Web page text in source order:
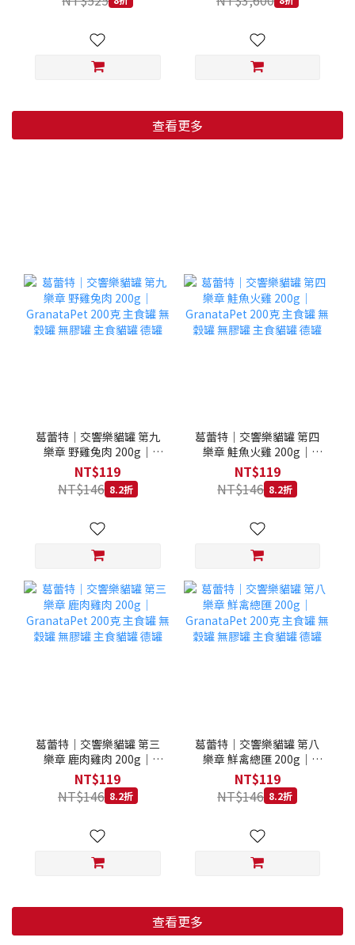
查看更多
葛蕾特｜交響樂貓罐 第九
樂章 野雞兔肉 200g｜
GranataPet 200克 主食罐
無穀罐 無膠罐 主食貓罐 德
罐
NT$119
NT$146 8.2折
葛蕾特｜交響樂貓罐 第四
樂章 鮭魚火雞 200g｜
GranataPet 200克 主食罐
無穀罐 無膠罐 主食貓罐 德
罐
NT$119
NT$146 8.2折
葛蕾特｜交響樂貓罐 第三
樂章 鹿肉雞肉 200g｜
GranataPet 200克 主食罐
無穀罐 無膠罐 主食貓罐 德
罐
NT$119
NT$146 8.2折
葛蕾特｜交響樂貓罐 第八
樂章 鮮禽總匯 200g｜
GranataPet 200克 主食罐
無穀罐 無膠罐 主食貓罐 德
罐
NT$119
NT$146 8.2折
查看更多